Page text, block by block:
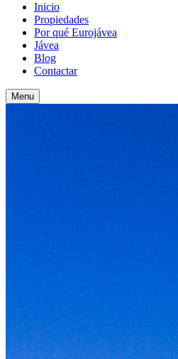
Inicio
Propiedades
Por qué Eurojávea
Jávea
Blog
Contactar
Menu